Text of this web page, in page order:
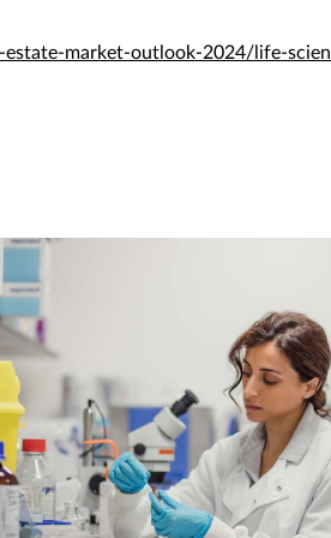
market-outlook-2024/life-